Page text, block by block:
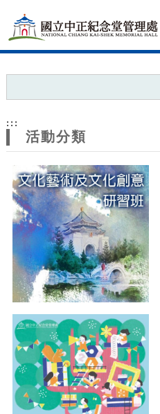
網
站
主
題
:::
活動分類